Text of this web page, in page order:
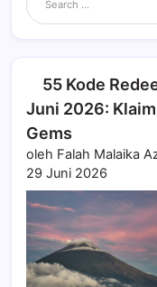
55 Kode
Juni 2026:
Gems
oleh Falah Malaika
29 Juni 2026